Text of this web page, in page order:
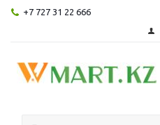
+7 727 31 22 666